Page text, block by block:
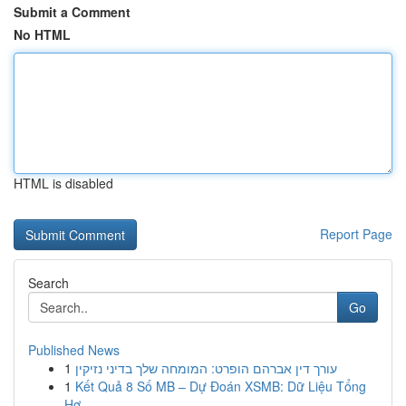
Submit a Comment
No HTML
HTML is disabled
Report Page
Search
Go
Published News
1 עורך דין אברהם הופרט: המומחה שלך בדיני נזיקין
1 Kết Quả 8 Số MB – Dự Đoán XSMB: Dữ Liệu Tổng